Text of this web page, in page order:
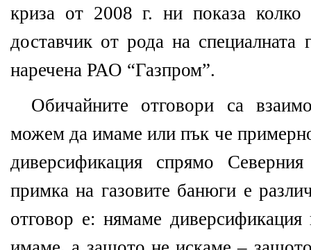
криза от 2008 г. ни показа
доставчик от рода на специалната
наречена РАО “Газпром”.
Обичайните отговори са
можем да имаме или пък че
диверсификация спрямо
примка на газовите банюги е
отговор е: нямаме